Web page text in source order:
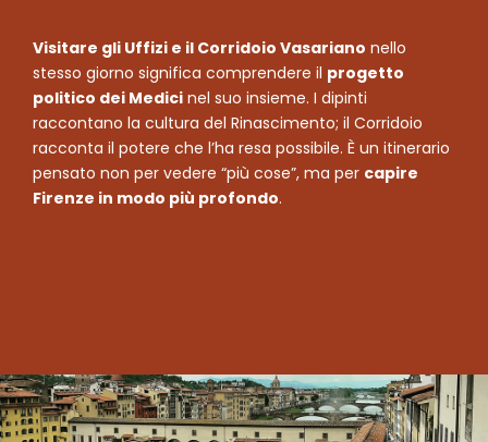
Visitare gli Uffizi e il Corridoio Vasariano nello
stesso giorno significa comprendere il progetto
politico dei Medici nel suo insieme. I dipinti
raccontano la cultura del Rinascimento; il Corridoio
racconta il potere che l’ha resa possibile. È un itinerario
pensato non per vedere “più cose”, ma per capire
Firenze in modo più profondo.